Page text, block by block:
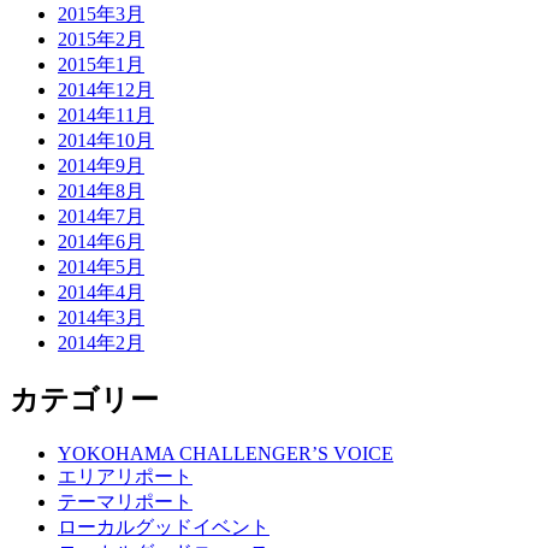
2015年3月
2015年2月
2015年1月
2014年12月
2014年11月
2014年10月
2014年9月
2014年8月
2014年7月
2014年6月
2014年5月
2014年4月
2014年3月
2014年2月
カテゴリー
YOKOHAMA CHALLENGER’S VOICE
エリアリポート
テーマリポート
ローカルグッドイベント